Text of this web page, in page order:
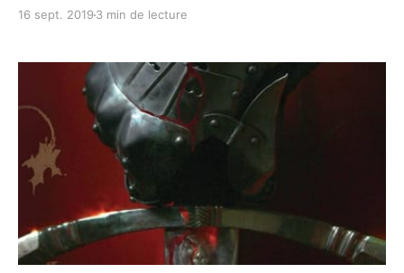
c'était cool, je vais continuer avec sa suite La lame
16 sept. 2019 3 min de lecture